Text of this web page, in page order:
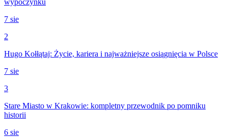
7 sie
2
Hugo Kołłątaj: Życie, kariera i najważniejsze osiągnięcia w Polsce
7 sie
3
Stare Miasto w Krakowie: kompletny przewodnik po pomniku
historii
6 sie